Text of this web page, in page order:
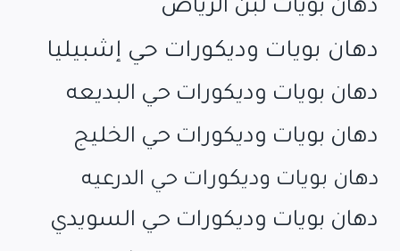
دهان بويات لبن الرياض
دهان بويات وديكورات حي إشبيليا
دهان بويات وديكورات حي البديعه
دهان بويات وديكورات حي الخليج
دهان بويات وديكورات حي الدرعيه
دهان بويات وديكورات حي السويدي